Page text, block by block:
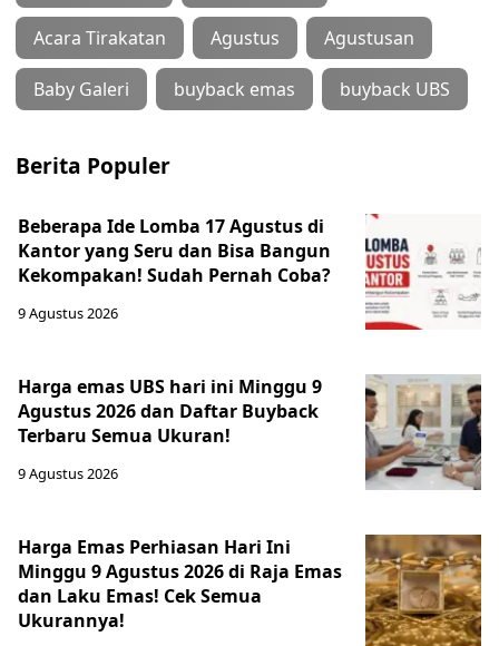
Acara Tirakatan Agustus Agustusan
Baby Galeri buyback emas buyback UBS
Berita Populer
Beberapa Ide Lomba 17 Agustus di
Kantor yang Seru dan Bisa Bangun
Kekompakan! Sudah Pernah Coba?
9 Agustus 2026
Harga emas UBS hari ini Minggu 9
Agustus 2026 dan Daftar Buyback
Terbaru Semua Ukuran!
9 Agustus 2026
Harga Emas Perhiasan Hari Ini
Minggu 9 Agustus 2026 di Raja Emas
dan Laku Emas! Cek Semua
Ukurannya!